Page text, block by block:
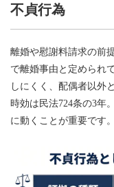
不貞行為
離婚や慰謝料請求の前
で離婚事由と定められ
しにくく、配偶者以外
時効は民法724条の3年
に動くことが重要です。